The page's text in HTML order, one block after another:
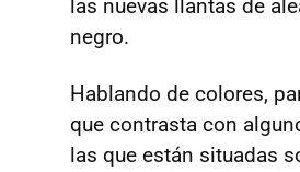
las nuevas llantas de
negro.
Hablando de colores,
que contrasta con
las que están situadas